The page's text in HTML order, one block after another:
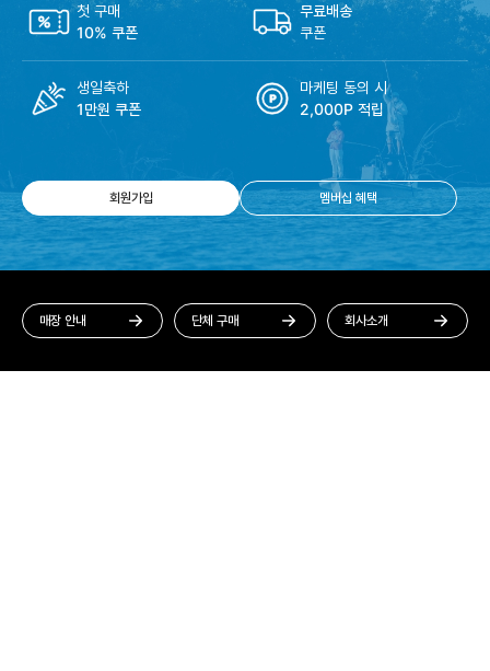
첫 구매
10% 쿠폰
무료배송
쿠폰
생일축하
1만원 쿠폰
마케팅 동의 시
2,000P 적립
회원가입 멤버십 혜택
매장 안내 단체 구매 회사소개